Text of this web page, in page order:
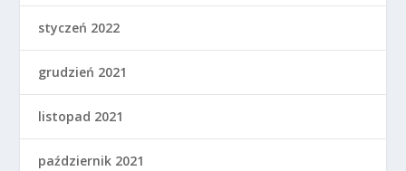
styczeń 2022
grudzień 2021
listopad 2021
październik 2021